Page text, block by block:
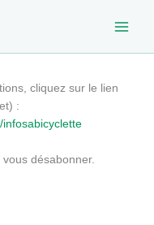
cliquez sur le lien
:
désabonner.